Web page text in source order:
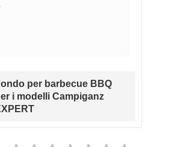
per barbecue BBQ
i modelli Campiganz